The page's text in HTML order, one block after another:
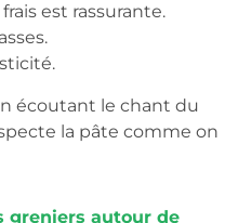
est rassurante.
écoutant le chant du
la pâte comme on
greniers autour de